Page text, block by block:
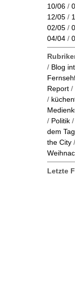
10/06 /
12/05 /
02/05 /
04/04 /
/ Blog
Report /
/
/ Politik /
dem
the City /
Letzte